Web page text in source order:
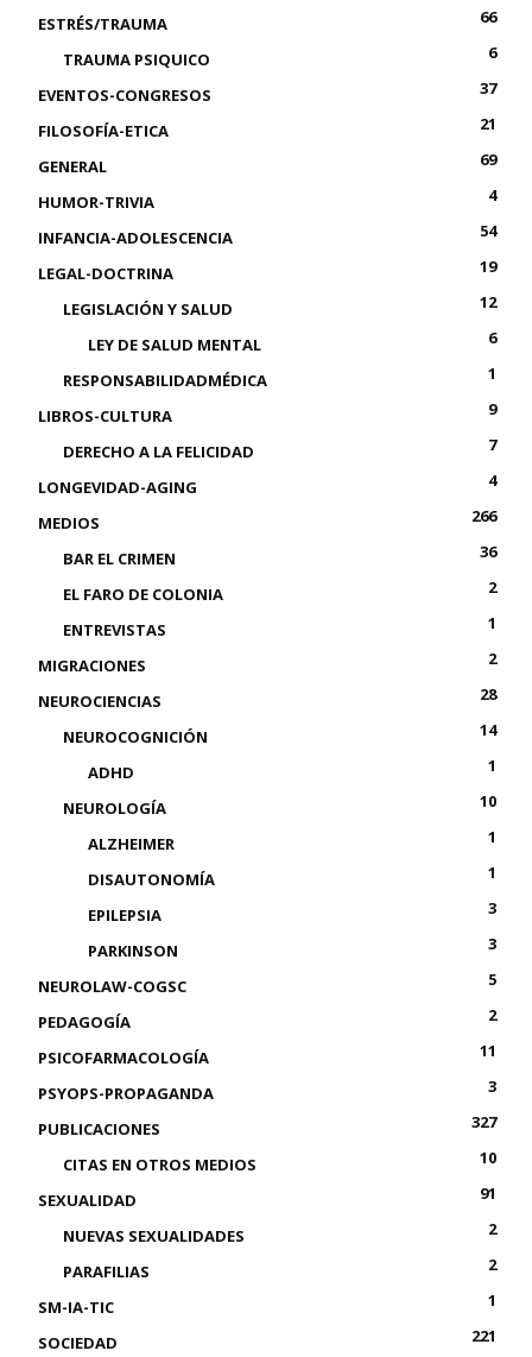
ESTRÉS/TRAUMA
66
TRAUMA PSIQUICO
6
EVENTOS-CONGRESOS
37
FILOSOFÍA-ETICA
21
GENERAL
69
HUMOR-TRIVIA
4
INFANCIA-ADOLESCENCIA
54
LEGAL-DOCTRINA
19
LEGISLACIÓN Y SALUD
12
LEY DE SALUD MENTAL
6
RESPONSABILIDADMÉDICA
1
LIBROS-CULTURA
9
DERECHO A LA FELICIDAD
7
LONGEVIDAD-AGING
4
MEDIOS
266
BAR EL CRIMEN
36
EL FARO DE COLONIA
2
ENTREVISTAS
1
MIGRACIONES
2
NEUROCIENCIAS
28
NEUROCOGNICIÓN
14
ADHD
1
NEUROLOGÍA
10
ALZHEIMER
1
DISAUTONOMÍA
1
EPILEPSIA
3
PARKINSON
3
NEUROLAW-COGSC
5
PEDAGOGÍA
2
PSICOFARMACOLOGÍA
11
PSYOPS-PROPAGANDA
3
PUBLICACIONES
327
CITAS EN OTROS MEDIOS
10
SEXUALIDAD
91
NUEVAS SEXUALIDADES
2
PARAFILIAS
2
SM-IA-TIC
1
SOCIEDAD
221